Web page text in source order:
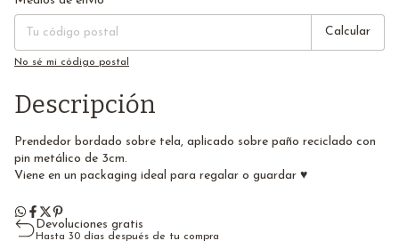
Calcular
No sé mi código postal
Descripción
Prendedor bordado sobre tela, aplicado sobre paño reciclado con
pin metálico de 3cm.
Viene en un packaging ideal para regalar o guardar ♥
Devoluciones gratis
Hasta 30 días después de tu compra